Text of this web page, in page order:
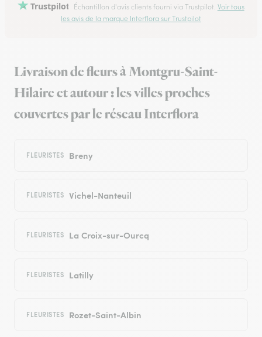
Trustpilot Échantillon d'avis clients fourni via Trustpilot. Voir tous
les avis de la marque Interflora sur Trustpilot
Livraison de fleurs à Montgru-Saint-
Hilaire et autour : les villes proches
couvertes par le réseau Interflora
FLEURISTES Breny
FLEURISTES Vichel-Nanteuil
FLEURISTES La Croix-sur-Ourcq
FLEURISTES Latilly
FLEURISTES Rozet-Saint-Albin